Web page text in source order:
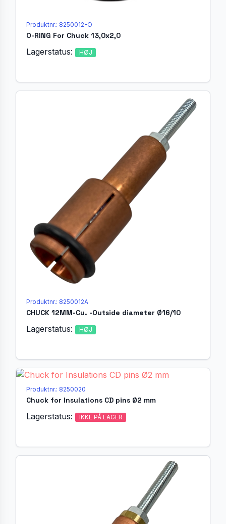
Produktnr.: 8250012-O
O-RING For Chuck 13,0x2,0
Lagerstatus: HØJ
Produktnr.: 8250012A
CHUCK 12MM-Cu. -Outside diameter Ø16/10
Lagerstatus: HØJ
Produktnr.: 8250020
Chuck for Insulations CD pins Ø2 mm
Lagerstatus: IKKE PÅ LAGER